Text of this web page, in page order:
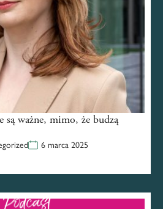
są ważne, mimo, że budzą
6 marca 2025